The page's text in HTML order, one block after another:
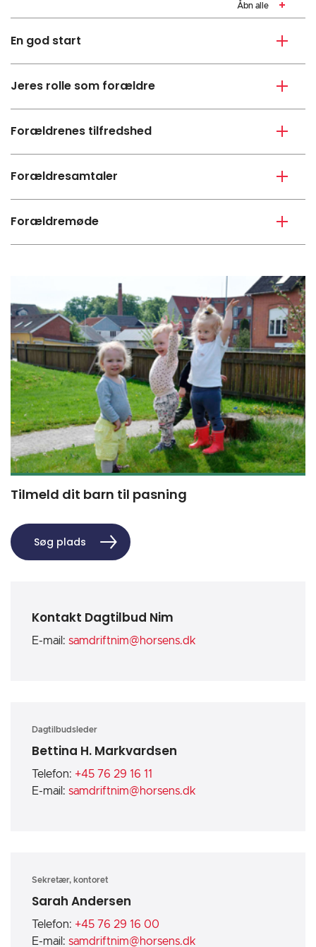
Åbn alle
En god start
Jeres rolle som forældre
Forældrenes tilfredshed
Forældresamtaler
Forældremøde
Tilmeld dit barn til pasning
Søg plads
Kontakt Dagtilbud Nim
E-mail: samdriftnim@horsens.dk
Dagtilbudsleder
Bettina H. Markvardsen
Telefon: +45 76 29 16 11
E-mail: samdriftnim@horsens.dk
Sekretær, kontoret
Sarah Andersen
Telefon: +45 76 29 16 00
E-mail: samdriftnim@horsens.dk